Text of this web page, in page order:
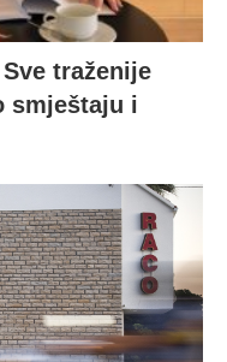
traženije
smještaju i